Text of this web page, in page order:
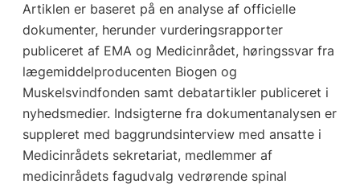
Artiklen er baseret på en analyse af officielle
dokumenter, herunder vurderingsrapporter
publiceret af EMA og Medicinrådet, høringssvar fra
lægemiddelproducenten Biogen og
Muskelsvindfonden samt debatartikler publiceret i
nyhedsmedier. Indsigterne fra dokumentanalysen er
suppleret med baggrundsinterview med ansatte i
Medicinrådets sekretariat, medlemmer af
medicinrådets fagudvalg vedrørende spinal